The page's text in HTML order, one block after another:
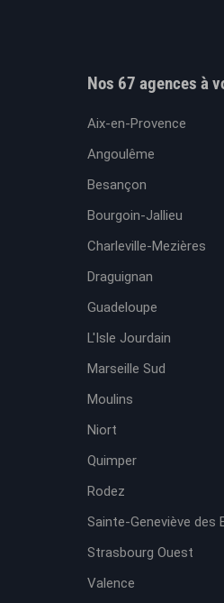
Nos 67 agences à
Aix-en-Provence
Angoulême
Besançon
Bourgoin-Jallieu
Charleville-Mezières
Draguignan
Guadeloupe
L'Isle Jourdain
Marseille Sud
Moulins
Niort
Quimper
Rodez
Sainte-Geneviève des
Strasbourg Ouest
Valence